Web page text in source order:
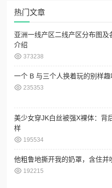
热门文章
亚洲一线产区二线产区分布图及
介绍
373238
一个 B 与三个人换着玩的别样
235353
美少女穿JK白丝被强X裸体：背
样
195534
他粗鲁地撕开我的奶罩，含住并
192215